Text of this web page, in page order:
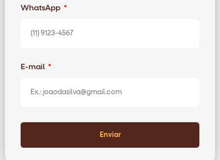
WhatsApp
E-mail
Enviar